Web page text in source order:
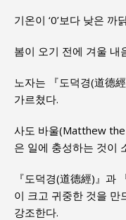
기온이 ‘0’보다 낮은 까
봄이 오기 전에 겨울 내
노자는 『도덕경(道德
가르쳤다.
사도 바울(Matthew
은 일에 충성하는 것이
『도덕경(道德經)』과
이 크고 귀중한 것을 만
강조한다.